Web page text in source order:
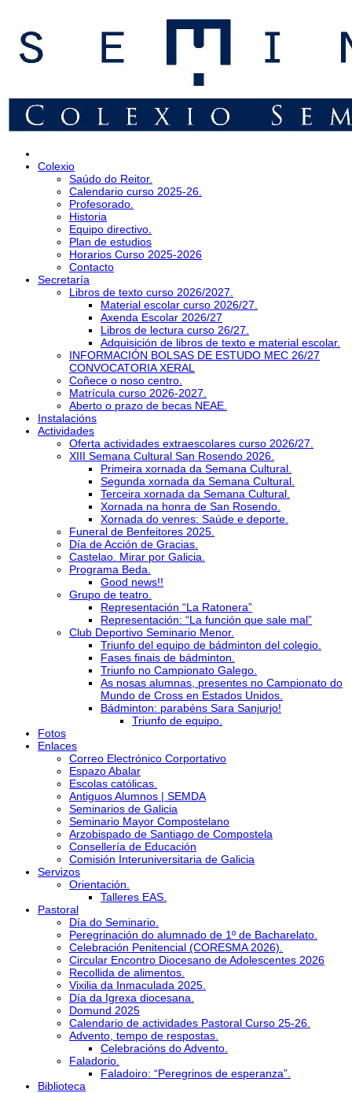
Colexio
Saúdo do Reitor.
Calendario curso 2025-26.
Profesorado.
Historia
Equipo directivo.
Plan de estudios
Horarios Curso 2025-2026
Contacto
Secretaría
Libros de texto curso 2026/2027.
Material escolar curso 2026/27.
Axenda Escolar 2026/27
Libros de lectura curso 26/27.
Adquisición de libros de texto e material escolar.
INFORMACIÓN BOLSAS DE ESTUDO MEC 26/27
CONVOCATORIA XERAL
Coñece o noso centro.
Matrícula curso 2026-2027.
Aberto o prazo de becas NEAE.
Instalacións
Actividades
Oferta actividades extraescolares curso 2026/27.
XIII Semana Cultural San Rosendo 2026.
Primeira xornada da Semana Cultural.
Segunda xornada da Semana Cultural.
Terceira xornada da Semana Cultural.
Xornada na honra de San Rosendo.
Xornada do venres: Saúde e deporte.
Funeral de Benfeitores 2025.
Día de Acción de Gracias.
Castelao. Mirar por Galicia.
Programa Beda.
Good news!!
Grupo de teatro.
Representación “La Ratonera”
Representación: “La función que sale mal”
Club Deportivo Seminario Menor.
Triunfo del equipo de bádminton del colegio.
Fases finais de bádminton.
Triunfo no Campionato Galego.
As nosas alumnas, presentes no Campionato do
Mundo de Cross en Estados Unidos.
Bádminton: parabéns Sara Sanjurjo!
Triunfo de equipo.
Fotos
Enlaces
Correo Electrónico Corportativo
Espazo Abalar
Escolas católicas.
Antiguos Alumnos | SEMDA
Seminarios de Galicia
Seminario Mayor Compostelano
Arzobispado de Santiago de Compostela
Consellería de Educación
Comisión Interuniversitaria de Galicia
Servizos
Orientación.
Talleres EAS.
Pastoral
Día do Seminario.
Peregrinación do alumnado de 1º de Bacharelato.
Celebración Penitencial (CORESMA 2026).
Circular Encontro Diocesano de Adolescentes 2026
Recollida de alimentos.
Vixilia da Inmaculada 2025.
Día da Igrexa diocesana.
Domund 2025
Calendario de actividades Pastoral Curso 25-26.
Advento, tempo de respostas.
Celebracións do Advento.
Faladorio.
Faladoiro: “Peregrinos de esperanza”.
Biblioteca